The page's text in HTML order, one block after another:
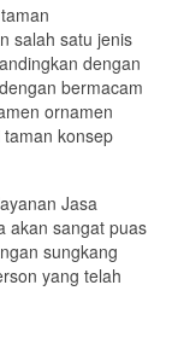
salah satu jenis
dengan
bermacam
ornamen
konsep
Jasa
akan sangat puas
sungkang
yang telah